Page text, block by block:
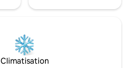
Climatisation